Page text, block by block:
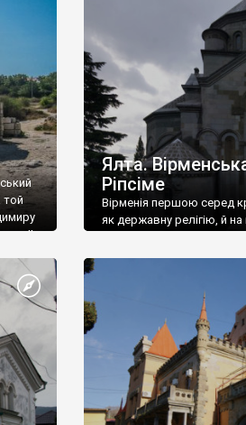
називаються
виробляє відмінне вино
легке біле і дуже […]
той
ІІ,
Ялта.
Ріпсіме
Вірменія першою серед
як державну релігію, й